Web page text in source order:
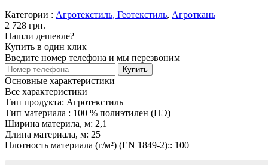
Категории : Агротекстиль, Геотекстиль, Агроткань
2 728 грн.
Нашли дешевле?
Купить в один клик
Введите номер телефона и мы перезвоним
Купить
Основные характеристики
Все характеристики
Тип продукта: Агротекстиль
Тип материала : 100 % полиэтилен (ПЭ)
Ширина материла, м: 2,1
Длина материала, м: 25
Плотность материала (г/м²) (EN 1849-2):: 100